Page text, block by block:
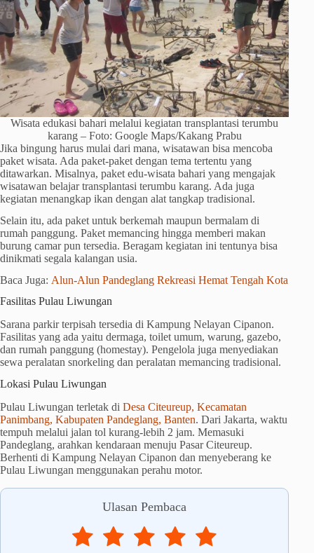
Wisata edukasi bahari melalui kegiatan transplantasi terumbu
karang – Foto: Google Maps/Kakang Prabu
Jika bingung harus mulai dari mana, wisatawan bisa mencoba
paket wisata. Ada paket-paket dengan tema tertentu yang
ditawarkan. Misalnya, paket edu-wisata bahari yang mengajak
wisatawan belajar transplantasi terumbu karang. Ada juga
kegiatan menangkap ikan dengan alat tangkap tradisional.
Selain itu, ada paket untuk berkemah maupun bermalam di
rumah panggung. Paket memancing hingga memberi makan
burung camar pun tersedia. Beragam kegiatan ini tentunya bisa
dinikmati segala kalangan usia.
Baca Juga: Alun-Alun Pandeglang Rekreasi Hemat Tengah Kota
Fasilitas Pulau Liwungan
Sarana parkir terpisah tersedia di Kampung Nelayan Cipanon.
Fasilitas yang ada yaitu dermaga, toilet umum, warung, gazebo,
dan rumah panggung (homestay). Pengelola juga menyediakan
sewa peralatan snorkeling dan peralatan memancing tradisional.
Lokasi Pulau Liwungan
Pulau Liwungan terletak di Desa Citeureup, Kecamatan
Panimbang, Kabupaten Pandeglang, Banten. Dari Jakarta, waktu
tempuh melalui jalan tol kurang-lebih 2 jam. Memasuki
Pandeglang, arahkan kendaraan menuju Pasar Citeureup.
Berhenti di Kampung Nelayan Cipanon dan menyeberang ke
Pulau Liwungan menggunakan perahu motor.
Ulasan Pembaca